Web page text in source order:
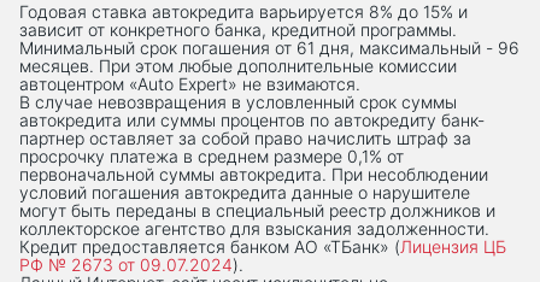
Годовая ставка автокредита варьируется 8% до 15% и
зависит от конкретного банка, кредитной программы.
Минимальный срок погашения от 61 дня, максимальный - 96
месяцев. При этом любые дополнительные комиссии
автоцентром «Auto Expert» не взимаются.
В случае невозвращения в условленный срок суммы
автокредита или суммы процентов по автокредиту банк-
партнер оставляет за собой право начислить штраф за
просрочку платежа в среднем размере 0,1% от
первоначальной суммы автокредита. При несоблюдении
условий погашения автокредита данные о нарушителе
могут быть переданы в специальный реестр должников и
коллекторское агентство для взыскания задолженности.
Кредит предоставляется банком АО «ТБанк» (Лицензия ЦБ
РФ № 2673 от 09.07.2024).